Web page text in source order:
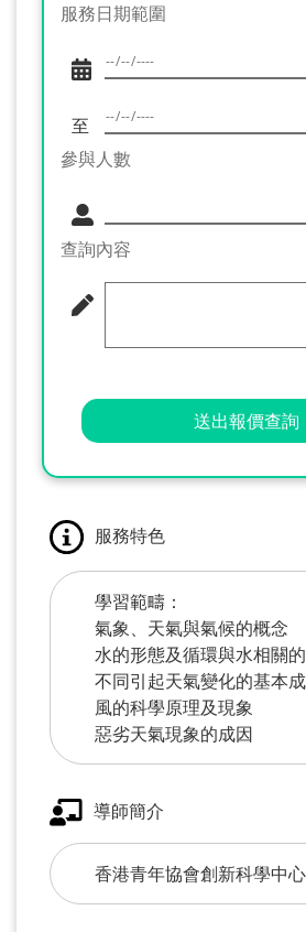
服務日期範圍
至
參與人數
查詢內容
送出報價查詢
服務特色
學習範疇：
氣象、天氣與氣候的概念
水的形態及循環與水相關
不同引起天氣變化的基本
風的科學原理及現象
惡劣天氣現象的成因
導師簡介
香港青年協會創新科學中